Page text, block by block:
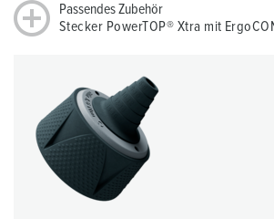
Passendes Zubehör
Stecker PowerTOP® Xtra mit